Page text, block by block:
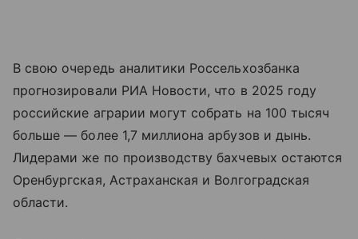
В свою очередь аналитики Россельхозбанка
прогнозировали РИА Новости, что в 2025 году
российские аграрии могут собрать на 100 тысяч
больше — более 1,7 миллиона арбузов и дынь.
Лидерами же по производству бахчевых остаются
Оренбургская, Астраханская и Волгоградская
области.